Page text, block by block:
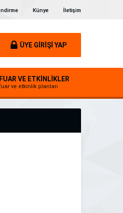
Künye İletişim
ÜYE GİRİŞİ YAP
FUAR VE ETKİNLİKLER
ve etkinlik planları